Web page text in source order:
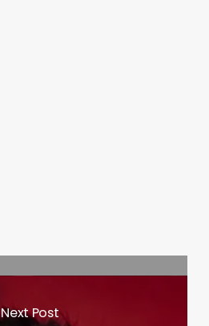
Next Post